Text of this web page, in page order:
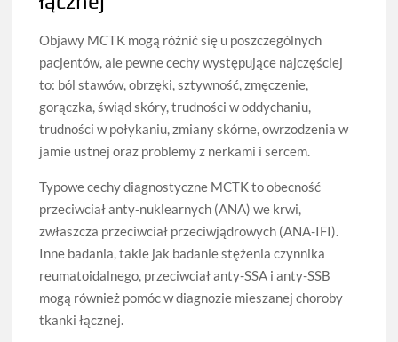
Objawy MCTK mogą różnić się u poszczególnych
pacjentów, ale pewne cechy występujące najczęściej
to: ból stawów, obrzęki, sztywność, zmęczenie,
gorączka, świąd skóry, trudności w oddychaniu,
trudności w połykaniu, zmiany skórne, owrzodzenia w
jamie ustnej oraz problemy z nerkami i sercem.
Typowe cechy diagnostyczne MCTK to obecność
przeciwciał anty-nuklearnych (ANA) we krwi,
zwłaszcza przeciwciał przeciwjądrowych (ANA-IFI).
Inne badania, takie jak badanie stężenia czynnika
reumatoidalnego, przeciwciał anty-SSA i anty-SSB
mogą również pomóc w diagnozie mieszanej choroby
tkanki łącznej.